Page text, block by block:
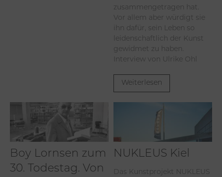
zusammengetragen hat.
Vor allem aber würdigt sie
ihn dafür, sein Leben so
leidenschaftlich der Kunst
gewidmet zu haben.
Interview von Ulrike Ohl
Weiterlesen
Boy Lornsen zum
30. Todestag. Von
NUKLEUS Kiel
Das Kunstprojekt NUKLEUS